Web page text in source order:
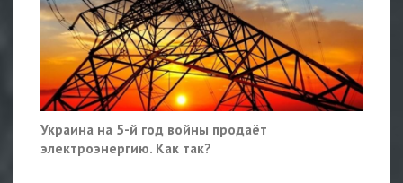
Украина на 5-й год войны продаёт
электроэнергию. Как так?